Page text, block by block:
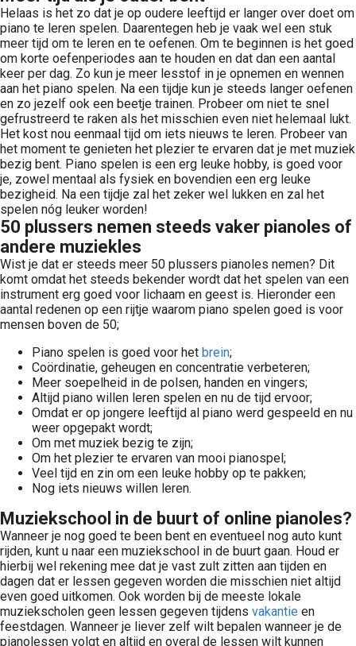
Helaas is het zo dat je op oudere leeftijd er langer over doet om
piano te leren spelen. Daarentegen heb je vaak wel een stuk
meer tijd om te leren en te oefenen. Om te beginnen is het goed
om korte oefenperiodes aan te houden en dat dan een aantal
keer per dag. Zo kun je meer lesstof in je opnemen en wennen
aan het piano spelen. Na een tijdje kun je steeds langer oefenen
en zo jezelf ook een beetje trainen. Probeer om niet te snel
gefrustreerd te raken als het misschien even niet helemaal lukt.
Het kost nou eenmaal tijd om iets nieuws te leren. Probeer van
het moment te genieten het plezier te ervaren dat je met muziek
bezig bent. Piano spelen is een erg leuke hobby, is goed voor
je, zowel mentaal als fysiek en bovendien een erg leuke
bezigheid. Na een tijdje zal het zeker wel lukken en zal het
spelen nóg leuker worden!
50 plussers nemen steeds vaker pianoles of
andere muziekles
Wist je dat er steeds meer 50 plussers pianoles nemen? Dit
komt omdat het steeds bekender wordt dat het spelen van een
instrument erg goed voor lichaam en geest is. Hieronder een
aantal redenen op een rijtje waarom piano spelen goed is voor
mensen boven de 50;
Piano spelen is goed voor het brein;
Coördinatie, geheugen en concentratie verbeteren;
Meer soepelheid in de polsen, handen en vingers;
Altijd piano willen leren spelen en nu de tijd ervoor;
Omdat er op jongere leeftijd al piano werd gespeeld en nu
weer opgepakt wordt;
Om met muziek bezig te zijn;
Om het plezier te ervaren van mooi pianospel;
Veel tijd en zin om een leuke hobby op te pakken;
Nog iets nieuws willen leren.
Muziekschool in de buurt of online pianoles?
Wanneer je nog goed te been bent en eventueel nog auto kunt
rijden, kunt u naar een muziekschool in de buurt gaan. Houd er
hierbij wel rekening mee dat je vast zult zitten aan tijden en
dagen dat er lessen gegeven worden die misschien niet altijd
even goed uitkomen. Ook worden bij de meeste lokale
muziekscholen geen lessen gegeven tijdens vakantie en
feestdagen. Wanneer je liever zelf wilt bepalen wanneer je de
pianolessen volgt en altijd en overal de lessen wilt kunnen